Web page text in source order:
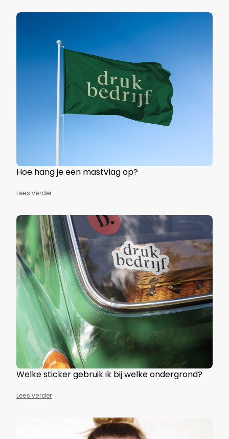
Hoe hang je een mastvlag op?
Lees verder
Welke sticker gebruik ik bij welke ondergrond?
Lees verder